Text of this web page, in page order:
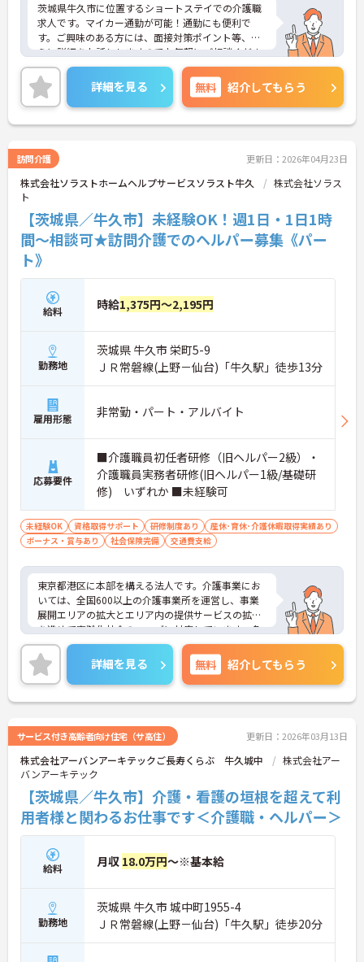
茨城県牛久市に位置するショートステイでの介護職
求人です。マイカー通勤が可能！通勤にも便利で
す。ご興味のある方には、面接対策ポイント等、さ
らに詳細をお話ししますのでお気軽にご相談くださ
い！
詳細を見る 無料 紹介してもらう
訪問介護 更新日：2026年04月23日
株式会社ソラストホームヘルプサービスソラスト牛久
株式会社ソラス
ト
【茨城県／牛久市】未経験OK！週1日・1日1時
間～相談可★訪問介護でのヘルパー募集《パー
ト》
給料 時給1,375円～2,195円
勤務地
茨城県 牛久市 栄町5-9
ＪＲ常磐線(上野－仙台)「牛久駅」徒歩13分
雇用形態 非常勤・パート・アルバイト
応募要件
■介護職員初任者研修（旧ヘルパー2級）・
介護職員実務者研修(旧ヘルパー1級/基礎研
修) いずれか ■未経験可
未経験OK 資格取得サポート 研修制度あり
産休･育休･介護休暇取得実績あり
ボーナス・賞与あり
社会保険完備 交通費支給
東京都港区に本部を構える法人です。介護事業にお
いては、全国600以上の介護事業所を運営し、事業
展開エリアの拡大とエリア内の提供サービスの拡充
を進めて高齢化社会のニーズに対応しています。多
職種との密な連携による「チームケア」で利用者の
暮らしをサポートしています。母体の安定より充実
した福利厚生等の待遇面も魅力です。週1日、1日1
時間～の勤務が相談でき、プライベートとの両立も
しやすいです。ご興味のある方には、面接対策ポイ
軽にご相談ください！
詳細を見る 無料 紹介してもらう
サービス付き高齢者向け住宅（サ高住） 更新日：2026年03月13日
株式会社アーバンアーキテックご長寿くらぶ 牛久城中
株式会社アー
バンアーキテック
【茨城県／牛久市】介護・看護の垣根を超えて利
用者様と関わるお仕事です＜介護職・ヘルパー＞
給料 月収 18.0万円～※基本給
勤務地
茨城県 牛久市 城中町1955-4
ＪＲ常磐線(上野－仙台)「牛久駅」徒歩20分